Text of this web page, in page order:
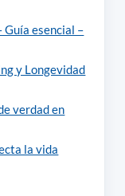
esencial –
y Longevidad
verdad en
la vida